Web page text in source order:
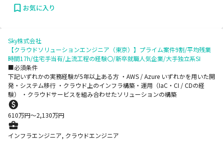
お気に入り
Sky株式会社
【クラウドソリューションエンジニア（東京）】プライム案件9割/平均残業
時間17h/住宅手当有/上流工程の経験〇/新卒就職人気企業/大手独立系SI
■必須条件
下記いずれかの実務経験が5年以上ある方 ・AWS / Azure いずれかを用いた開
発・システム移行 ・クラウド上のインフラ構築・運用（IaC・CI / CDの経
験） ・クラウドサービスを組み合わせたソリューションの構築
610万円〜2,130万円
インフラエンジニア, クラウドエンジニア